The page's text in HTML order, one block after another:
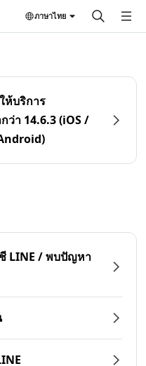
ภาษาไทย
ห้บริการ
ว่า 14.6.3 (iOS /
LINE / พบปัญหา